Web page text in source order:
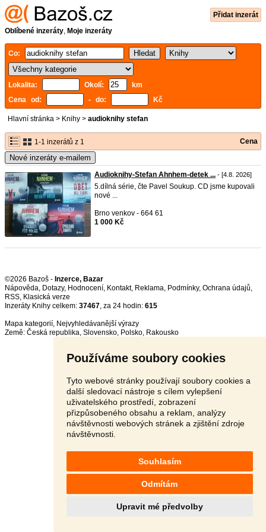
Používáme soubory cookies
Tyto webové stránky používají soubory cookies a
další sledovací nástroje s cílem vylepšení
uživatelského prostředí, zobrazení
přizpůsobeného obsahu a reklam, analýzy
návštěvnosti webových stránek a zjištění zdroje
návštěvnosti.
Souhlasím
Odmítám
Upravit mé předvolby
Přidat inzerát
Oblíbené inzeráty, Moje inzeráty
Co:
Lokalita: Okolí:
km
Cena od:
- do: Kč
Hlavní stránka > Knihy > audioknihy stefan
1-1 inzerátů z 1 Cena
Nové inzeráty e-mailem
Audioknihy-Stefan Ahnhem-detek ... - [4.8. 2026]
5.dílná série, čte Pavel Soukup. CD jsme kupovali
nové ...
Brno venkov - 664 61
1 000 Kč
©2026 Bazoš - Inzerce, Bazar
Nápověda, Dotazy, Hodnocení, Kontakt, Reklama, Podmínky, Ochrana údajů,
RSS,
Inzeráty Knihy celkem: 37467, za 24 hodin: 615
Mapa kategorií, Nejvyhledávanější výrazy
Země: Česká republika, Slovensko, Polsko, Rakousko